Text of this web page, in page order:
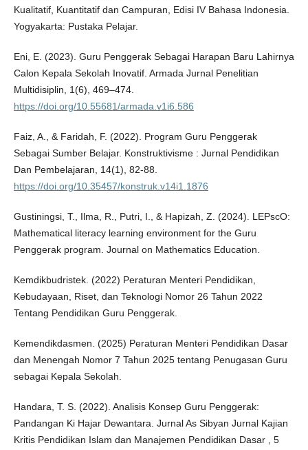
Kualitatif, Kuantitatif dan Campuran, Edisi IV Bahasa Indonesia.
Yogyakarta: Pustaka Pelajar.
Eni, E. (2023). Guru Penggerak Sebagai Harapan Baru Lahirnya
Calon Kepala Sekolah Inovatif. Armada Jurnal Penelitian
Multidisiplin, 1(6), 469–474.
https://doi.org/10.55681/armada.v1i6.586
Faiz, A., & Faridah, F. (2022). Program Guru Penggerak
Sebagai Sumber Belajar. Konstruktivisme : Jurnal Pendidikan
Dan Pembelajaran, 14(1), 82-88.
https://doi.org/10.35457/konstruk.v14i1.1876
Gustiningsi, T., Ilma, R., Putri, I., & Hapizah, Z. (2024). LEPscO:
Mathematical literacy learning environment for the Guru
Penggerak program. Journal on Mathematics Education.
Kemdikbudristek. (2022) Peraturan Menteri Pendidikan,
Kebudayaan, Riset, dan Teknologi Nomor 26 Tahun 2022
Tentang Pendidikan Guru Penggerak.
Kemendikdasmen. (2025) Peraturan Menteri Pendidikan Dasar
dan Menengah Nomor 7 Tahun 2025 tentang Penugasan Guru
sebagai Kepala Sekolah.
Handara, T. S. (2022). Analisis Konsep Guru Penggerak:
Pandangan Ki Hajar Dewantara. Jurnal As Sibyan Jurnal Kajian
Kritis Pendidikan Islam dan Manajemen Pendidikan Dasar , 5